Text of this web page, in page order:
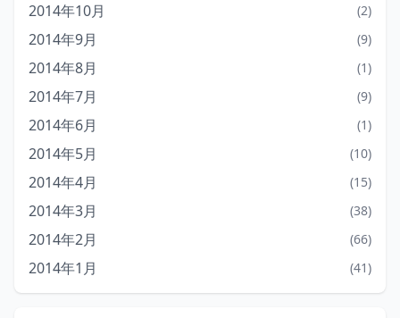
2014年10月 (2)
2014年9月 (9)
2014年8月 (1)
2014年7月 (9)
2014年6月 (1)
2014年5月 (10)
2014年4月 (15)
2014年3月 (38)
2014年2月 (66)
2014年1月 (41)